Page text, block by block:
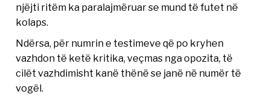
njëjti ritëm ka paralajmëruar se mund të futet në
kolaps.
Ndërsa, për numrin e testimeve që po kryhen
vazhdon të ketë kritika, veçmas nga opozita, të
cilët vazhdimisht kanë thënë se janë në numër të
vogël.